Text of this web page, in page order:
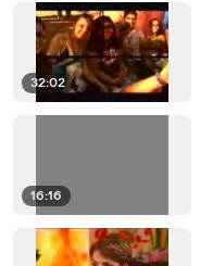
32:02
16:16